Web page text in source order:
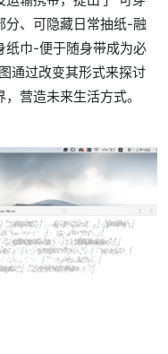
、可隐藏日常抽纸-融
纸巾-便于随身带成为必
通过改变其形式来探讨
营造未来生活方式。